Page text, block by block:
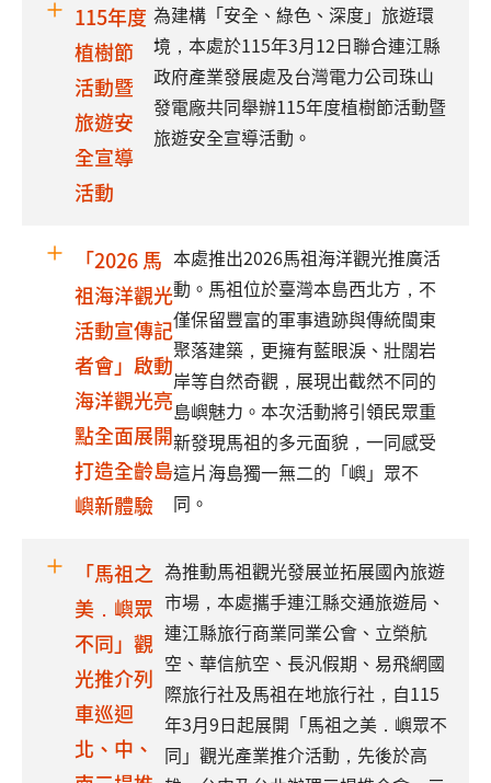
115年度
植樹節
活動暨
旅遊安
全宣導
活動
為建構「安全、綠色、深度」旅遊環
境，本處於115年3月12日聯合連江縣
政府產業發展處及台灣電力公司珠山
發電廠共同舉辦115年度植樹節活動暨
旅遊安全宣導活動。
「2026 馬
祖海洋觀光
活動宣傳記
者會」啟動
海洋觀光亮
點全面展開
打造全齡島
嶼新體驗
本處推出2026馬祖海洋觀光推廣活
動。馬祖位於臺灣本島西北方，不
僅保留豐富的軍事遺跡與傳統閩東
聚落建築，更擁有藍眼淚、壯闊岩
岸等自然奇觀，展現出截然不同的
島嶼魅力。本次活動將引領民眾重
新發現馬祖的多元面貌，一同感受
這片海島獨一無二的「嶼」眾不
同。
「馬祖之
美．嶼眾
不同」觀
光推介列
車巡迴
北、中、
為推動馬祖觀光發展並拓展國內旅遊
市場，本處攜手連江縣交通旅遊局、
連江縣旅行商業同業公會、立榮航
空、華信航空、長汎假期、易飛網國
際旅行社及馬祖在地旅行社，自115
年3月9日起展開「馬祖之美．嶼眾不
同」觀光產業推介活動，先後於高